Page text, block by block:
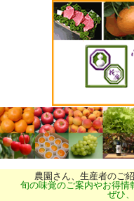
農園さん、生産者のご
旬の味覚のご案内やお得情
ぜひ